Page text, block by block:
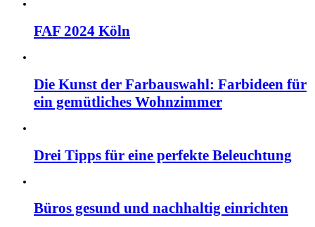
FAF 2024 Köln
Die Kunst der Farbauswahl: Farbideen für
ein gemütliches Wohnzimmer
Drei Tipps für eine perfekte Beleuchtung
Büros gesund und nachhaltig einrichten